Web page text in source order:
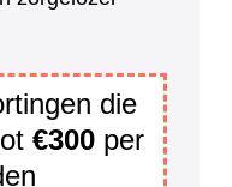
die
€300 per